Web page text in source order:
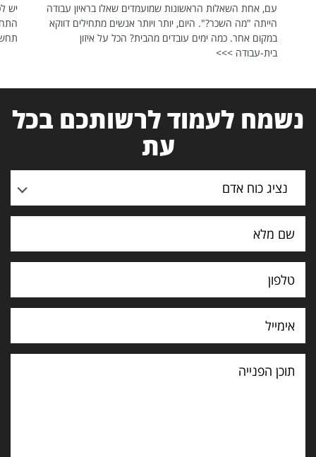
עם, אחת השאלות הראשונות שמועמדים שאלו בראיון עבודה
הייתה "מה השכר?". היום, יותר ויותר אנשים מתחילים דווקא
במקום אחר. כמה ימים עובדים מהבית? הכל על איזון
בית-עבודה >>>
יש
נשמח לעמוד לרשותכם בכל
עת
נציג כוח אדם
תוכן
הפנייה